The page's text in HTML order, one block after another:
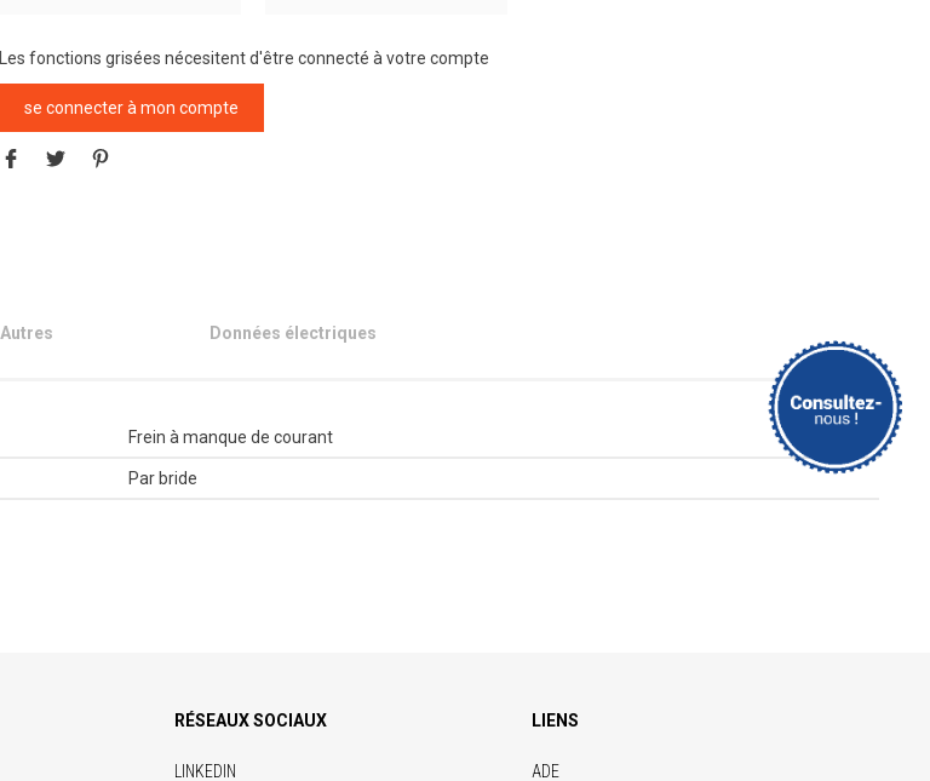
Les fonctions grisées nécesitent d'être connecté à votre compte
se connecter à mon compte
Autres Données électriques
Frein à manque de courant
Par bride
RÉSEAUX SOCIAUX
LINKEDIN
LIENS
ADE